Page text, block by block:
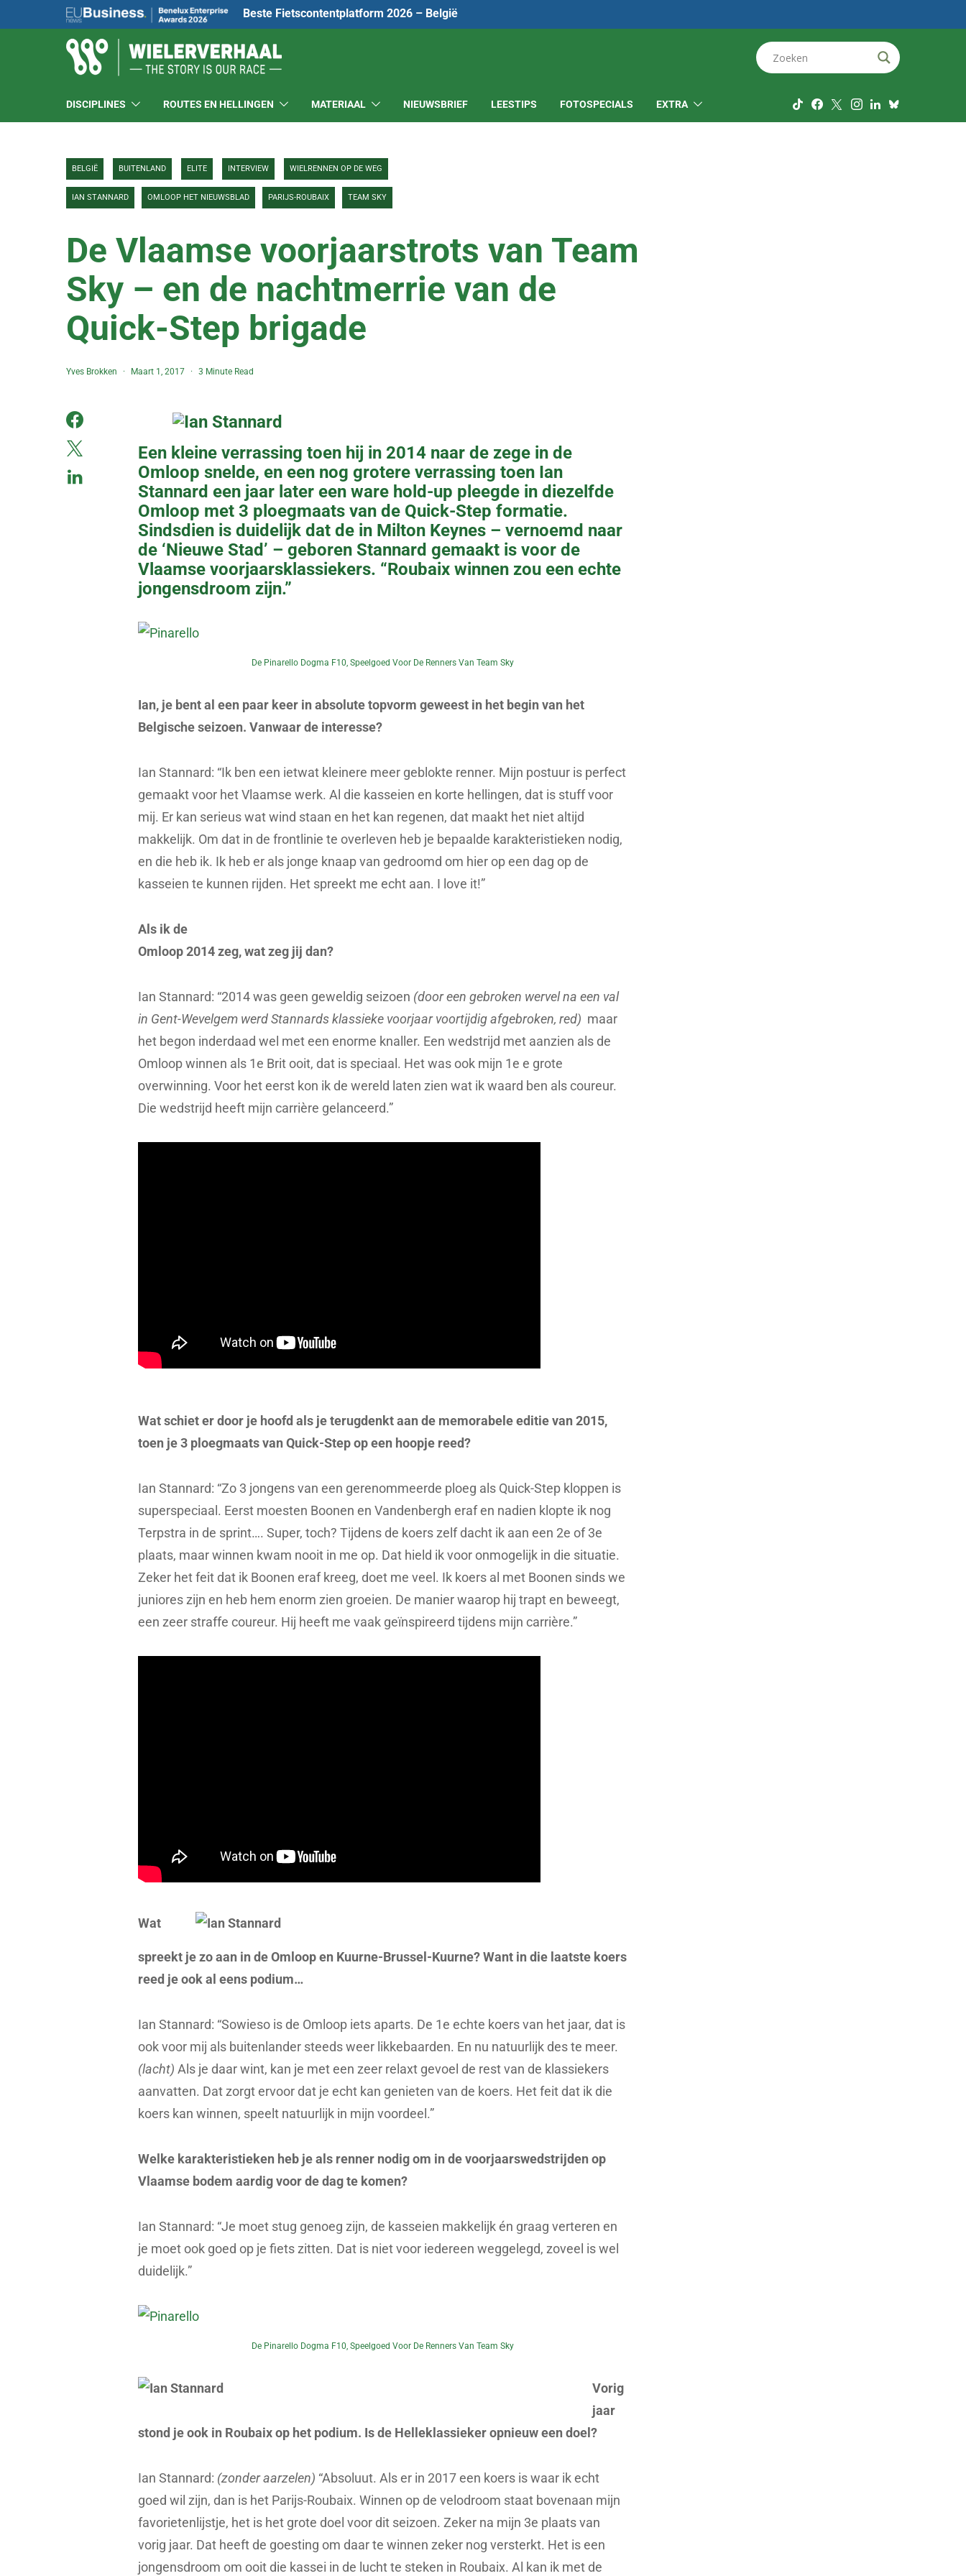
Beste Fietscontentplatform 2026 – België
DISCIPLINES ROUTES EN HELLINGEN MATERIAAL NIEUWSBRIEF LEESTIPS FOTOSPECIALS EXTRA
BELGIË BUITENLAND ELITE INTERVIEW WIELRENNEN OP DE WEG
IAN STANNARD OMLOOP HET NIEUWSBLAD PARIJS-ROUBAIX TEAM SKY
De Vlaamse voorjaarstrots van Team
Sky – en de nachtmerrie van de
Quick-Step brigade
Yves Brokken Maart 1, 2017 3 Minute Read
Een kleine verrassing toen hij in 2014 naar de zege in de
Omloop snelde, en een nog grotere verrassing toen Ian
Stannard een jaar later een ware hold-up pleegde in diezelfde
Omloop met 3 ploegmaats van de Quick-Step formatie.
Sindsdien is duidelijk dat de in Milton Keynes – vernoemd naar
de ‘Nieuwe Stad’ – geboren Stannard gemaakt is voor de
Vlaamse voorjaarsklassiekers. “Roubaix winnen zou een echte
jongensdroom zijn.”
De Pinarello Dogma F10, Speelgoed Voor De Renners Van Team Sky
Ian, je bent al een paar keer in absolute topvorm geweest in het begin van het
Belgische seizoen. Vanwaar de interesse?
Ian Stannard: “Ik ben een ietwat kleinere meer geblokte renner. Mijn postuur is perfect
gemaakt voor het Vlaamse werk. Al die kasseien en korte hellingen, dat is stuff voor
mij. Er kan serieus wat wind staan en het kan regenen, dat maakt het niet altijd
makkelijk. Om dat in de frontlinie te overleven heb je bepaalde karakteristieken nodig,
en die heb ik. Ik heb er als jonge knaap van gedroomd om hier op een dag op de
kasseien te kunnen rijden. Het spreekt me echt aan. I love it!”
Als ik de
Omloop 2014 zeg, wat zeg jij dan?
Ian Stannard: “2014 was geen geweldig seizoen (door een gebroken wervel na een val
in Gent-Wevelgem werd Stannards klassieke voorjaar voortijdig afgebroken, red) maar
het begon inderdaad wel met een enorme knaller. Een wedstrijd met aanzien als de
Omloop winnen als 1e Brit ooit, dat is speciaal. Het was ook mijn 1e e grote
overwinning. Voor het eerst kon ik de wereld laten zien wat ik waard ben als coureur.
Die wedstrijd heeft mijn carrière gelanceerd.”
Wat schiet er door je hoofd als je terugdenkt aan de memorabele editie van 2015,
toen je 3 ploegmaats van Quick-Step op een hoopje reed?
Ian Stannard: “Zo 3 jongens van een gerenommeerde ploeg als Quick-Step kloppen is
superspeciaal. Eerst moesten Boonen en Vandenbergh eraf en nadien klopte ik nog
Terpstra in de sprint…. Super, toch? Tijdens de koers zelf dacht ik aan een 2e of 3e
plaats, maar winnen kwam nooit in me op. Dat hield ik voor onmogelijk in die situatie.
Zeker het feit dat ik Boonen eraf kreeg, doet me veel. Ik koers al met Boonen sinds we
juniores zijn en heb hem enorm zien groeien. De manier waarop hij trapt en beweegt,
een zeer straffe coureur. Hij heeft me vaak geïnspireerd tijdens mijn carrière.”
Wat
spreekt je zo aan in de Omloop en Kuurne-Brussel-Kuurne? Want in die laatste koers
reed je ook al eens podium…
Ian Stannard: “Sowieso is de Omloop iets aparts. De 1e echte koers van het jaar, dat is
ook voor mij als buitenlander steeds weer likkebaarden. En nu natuurlijk des te meer.
(lacht) Als je daar wint, kan je meteen zeer relaxt gevoel de rest van de klassiekers
aanvatten. Dat zorgt ervoor dat je echt kan genieten van de koers. Het feit dat ik die
koers kan winnen, speelt natuurlijk in mijn voordeel.”
Welke karakteristieken heb je als renner nodig om in de voorjaarswedstrijden op
Vlaamse bodem aardig voor de dag te komen?
Ian Stannard: “Je moet stug genoeg zijn, de kasseien makkelijk én graag verteren en
je moet ook goed op je fiets zitten. Dat is niet voor iedereen weggelegd, zoveel is wel
duidelijk.”
De Pinarello Dogma F10, Speelgoed Voor De Renners Van Team Sky
Vorig
jaar
stond je ook in Roubaix op het podium. Is de Helleklassieker opnieuw een doel?
Ian Stannard: (zonder aarzelen) “Absoluut. Als er in 2017 een koers is waar ik echt
goed wil zijn, dan is het Parijs-Roubaix. Winnen op de velodroom staat bovenaan mijn
favorietenlijstje, het is het grote doel voor dit seizoen. Zeker na mijn 3e plaats van
vorig jaar. Dat heeft de goesting om daar te winnen zeker nog versterkt. Het is een
jongensdroom om ooit die kassei in de lucht te steken in Roubaix. Al kan ik met de